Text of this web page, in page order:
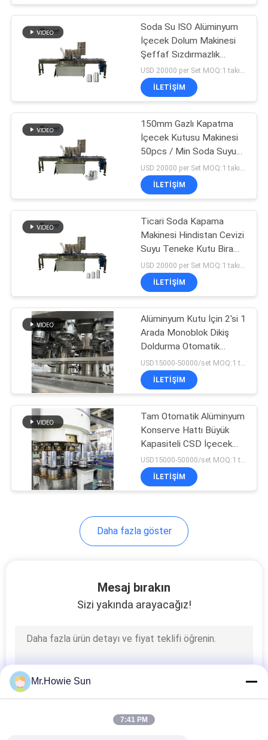
Makinesi
Ambalaj Ekipmanları
Shrink
Piston Dolum
Makinesi
Otomatik darbe
Makinası
makinesi
PET Preform Şişe
Soda Su ISO Alüminyum
İçecek Dolum Makinesi
Şeffaf Sızdırmazlık
Yapabilir
USD 20000 per Set MOQ:1 takım
İLETIŞIM
150mm Gazlı Kapatma
İçecek Kutusu Makinesi
50pcs / Min Soda Suyu
Doldurabilir
USD 20000 per Set MOQ:1 takım
İLETIŞIM
Ticari Soda Kapama
Makinesi Hindistan Cevizi
Suyu Teneke Kutu Bira
Otomatik 6000CPH
İLETIŞIM
Alüminyum Kutu İçin 2'si 1
Arada Monoblok Dikiş
Doldurma Otomatik
Döner Gazlı İçecek
İLETIŞIM
Tam Otomatik Alüminyum
Konserve Hattı Büyük
Kapasiteli CSD İçecek
Dolum Makinesi
USD15000-50000/set MOQ:1 takım
İLETIŞIM
Daha fazla göster
Mesaj bırakın
Sizi yakında arayacağız!
Mr.Howie Sun
7:41 PM